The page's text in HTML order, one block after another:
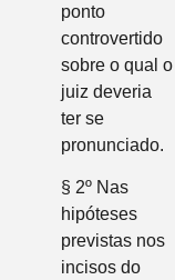
ponto
controvertido
sobre o qual o
juiz deveria
ter se
pronunciado.
§ 2º Nas
hipóteses
previstas nos
incisos do